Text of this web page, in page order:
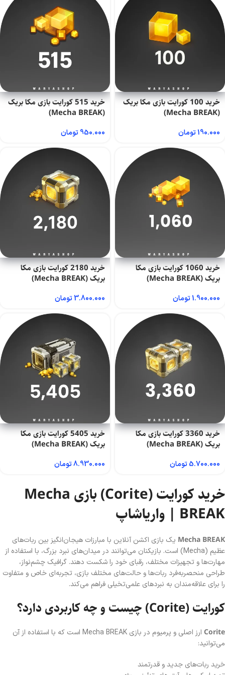
خرید 100 کورایت بازی مکا بریک
(Mecha BREAK)
190.000تومان
خرید 515 کورایت بازی مکا بریک
(Mecha BREAK)
950.000تومان
خرید 1060 کورایت بازی مکا
بریک (Mecha BREAK)
1.900.000تومان
خرید 2180 کورایت بازی مکا
بریک (Mecha BREAK)
3.800.000تومان
خرید 3360 کورایت بازی مکا
بریک (Mecha BREAK)
5.700.000تومان
خرید 5405 کورایت بازی مکا
بریک (Mecha BREAK)
8.930.000تومان
خرید کورایت (Corite) بازی Mecha
BREAK | واریاشاپ
Mecha BREAK یک بازی اکشن آنلاین با مبارزات هیجان‌انگیز بین ربات‌های
عظیم (Mecha) است. بازیکنان می‌توانند در میدان‌های نبرد بزرگ، با استفاده از
مهارت‌ها و تجهیزات مختلف، رقبای خود را شکست دهند. گرافیک چشم‌نواز،
طراحی منحصربه‌فرد ربات‌ها و حالت‌های مختلف بازی، تجربه‌ای خاص و متفاوت
را برای علاقه‌مندان به نبردهای علمی‌تخیلی فراهم می‌کند.
کورایت (Corite) چیست و چه کاربردی دارد؟
Corite
ارز اصلی و پرمیوم در بازی Mecha BREAK است که با استفاده از آن
می‌توانید:
خرید ربات‌های جدید و قدرتمند